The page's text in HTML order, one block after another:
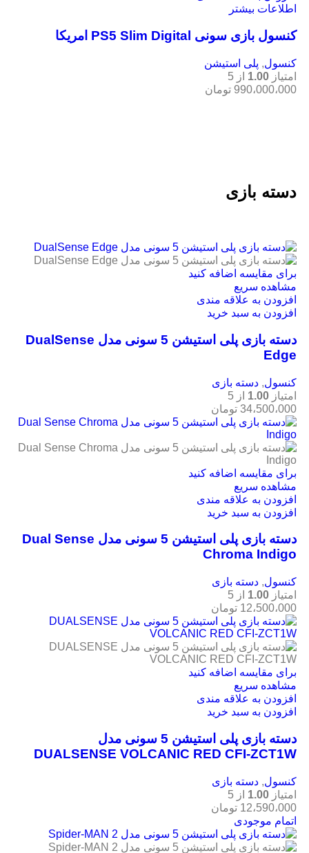
اطلاعات بیشتر
کنسول بازی سونی PS5 Slim Digital امریکا
کنسول, پلی استیشن
امتیاز 1.00 از 5
990،000،000 تومان
دسته بازی
برای مقایسه اضافه کنید
مشاهده سریع
افزودن به علاقه مندی
افزودن به سبد خرید
دسته بازی پلی استیشن 5 سونی مدل DualSense
Edge
کنسول, دسته بازی
امتیاز 1.00 از 5
34،500،000 تومان
برای مقایسه اضافه کنید
مشاهده سریع
افزودن به علاقه مندی
افزودن به سبد خرید
دسته بازی پلی استیشن 5 سونی مدل Dual Sense
Chroma Indigo
کنسول, دسته بازی
امتیاز 1.00 از 5
12،500،000 تومان
برای مقایسه اضافه کنید
مشاهده سریع
افزودن به علاقه مندی
افزودن به سبد خرید
دسته بازی پلی استیشن 5 سونی مدل
DUALSENSE VOLCANIC RED CFI-ZCT1W
کنسول, دسته بازی
امتیاز 1.00 از 5
12،590،000 تومان
اتمام موجودی